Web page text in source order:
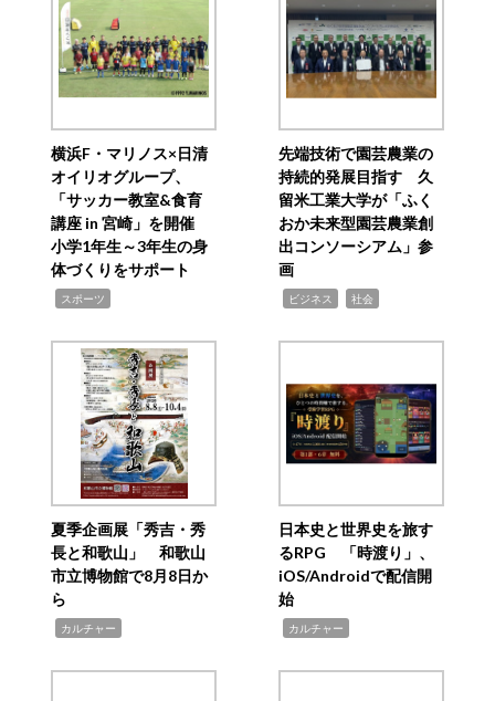
横浜F・マリノス×日清
オイリオグループ、
「サッカー教室&食育
講座 in 宮崎」を開催
小学1年生～3年生の身
体づくりをサポート
スポーツ
先端技術で園芸農業の
持続的発展目指す 久
留米工業大学が「ふく
おか未来型園芸農業創
出コンソーシアム」参
画
ビジネス 社会
夏季企画展「秀吉・秀
長と和歌山」 和歌山
市立博物館で8月8日か
ら
カルチャー
日本史と世界史を旅す
るRPG 「時渡り」、
iOS/Androidで配信開
始
カルチャー